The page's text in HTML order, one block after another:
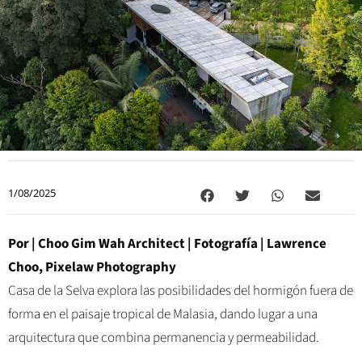
1/08/2025
Por | Choo Gim Wah Architect| Fotografía | Lawrence
Choo, Pixelaw Photography
Casa de la Selva explora las posibilidades del hormigón fuera de
forma en el paisaje tropical de Malasia, dando lugar a una
arquitectura que combina permanencia y permeabilidad.